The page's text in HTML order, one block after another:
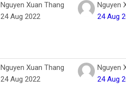
Nguyen Xuan Thang
24 Aug 2022
Nguyen
24 Aug
Nguyen Xuan Thang
24 Aug 2022
Nguyen
24 Aug